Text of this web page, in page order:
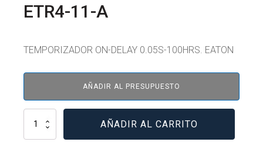
ETR4-11-A
TEMPORIZADOR ON-DELAY 0.05S-100HRS. EATON
AÑADIR AL PRESUPUESTO
A
AÑADIR AL CARRITO